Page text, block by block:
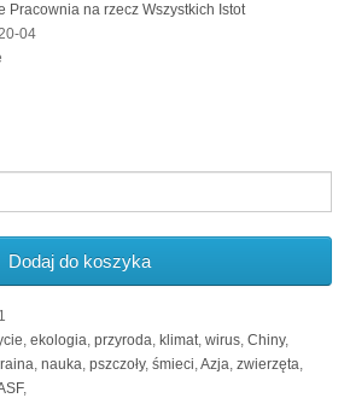
Pracownia na rzecz Wszystkich Istot
04
Dodaj do koszyka
, ekologia, przyroda, klimat, wirus, Chiny,
, nauka, pszczoły, śmieci,Azja, zwierzęta,
,